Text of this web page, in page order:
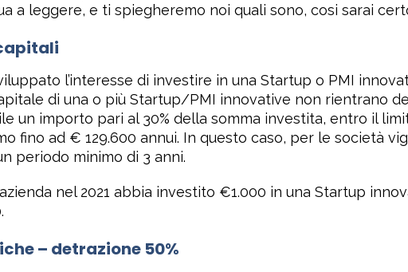
a leggere, e ti spiegheremo noi quali sono, cosi sarai
l’interesse di investire in una Startup o PMI
di una o più Startup/PMI innovative non rientrano
un importo pari al 30% della somma investita, entro il
fino ad € 129.600 annui. In questo caso, per le società
periodo minimo di 3 anni.
nel 2021 abbia investito €1.000 in una Startup
– detrazione 50%